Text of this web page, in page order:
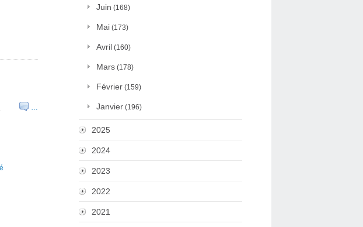
…
Juin (168)
Mai (173)
Avril (160)
Mars (178)
Février (159)
Janvier (196)
2025
2024
2023
2022
2021